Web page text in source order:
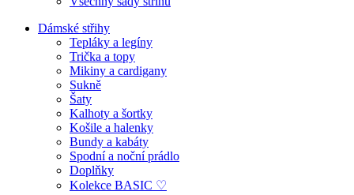
Dámské střihy
Tepláky a legíny
Trička a topy
Mikiny a cardigany
Sukně
Šaty
Kalhoty a šortky
Košile a halenky
Bundy a kabáty
Spodní a noční prádlo
Doplňky
Kolekce BASIC ♡